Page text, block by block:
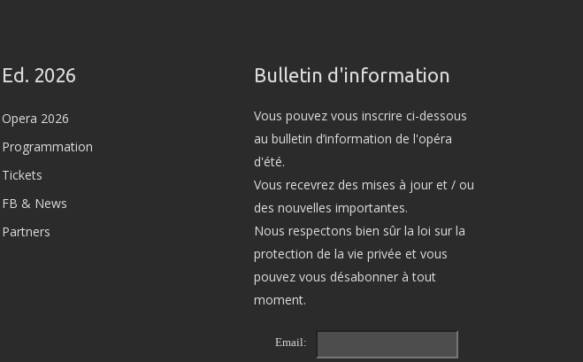
Ed. 2026
Opera 2026
Programmation
Tickets
FB & News
Partners
Bulletin d'information
Vous pouvez vous inscrire ci-dessous
au bulletin d’information de l'opéra
d'été.
Vous recevrez des mises à jour et / ou
des nouvelles importantes.
Nous respectons bien sûr la loi sur la
protection de la vie privée et vous
pouvez vous désabonner à tout
moment.
Email: